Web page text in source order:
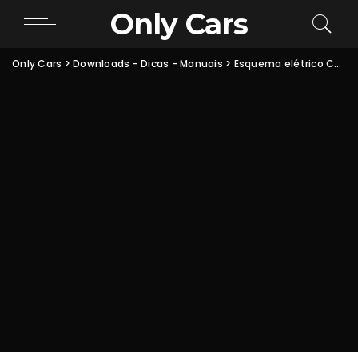
Only Cars
Only Cars >Downloads - Dicas - Manuais > Esquema elétrico Chevette